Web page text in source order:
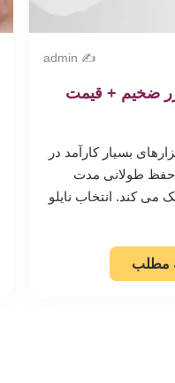
✍️ admin
ضخیم + قیمت
بسیار کارآمد در
حفظ طولانی مدت
می کند. انتخاب نایلو
مطلب